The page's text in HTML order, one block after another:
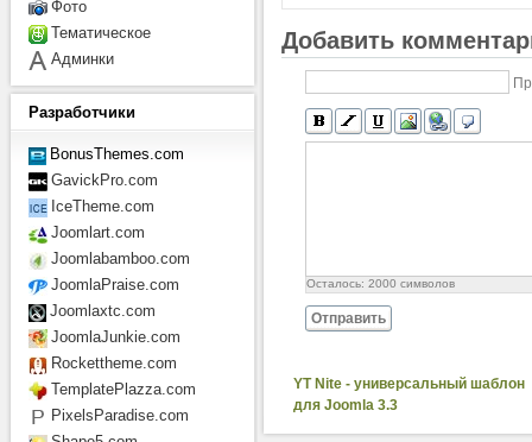
Добавить
Осталось: 2000 символов
Отправить
YT Nite - универсальный шаблон
для Joomla 3.3
Фото
Тематическое
Админки
Разработчики
BonusThemes.com
GavickPro.com
IceTheme.com
Joomlart.com
Joomlabamboo.com
JoomlaPraise.com
Joomlaxtc.com
JoomlaJunkie.com
Rockettheme.com
TemplatePlazza.com
PixelsParadise.com